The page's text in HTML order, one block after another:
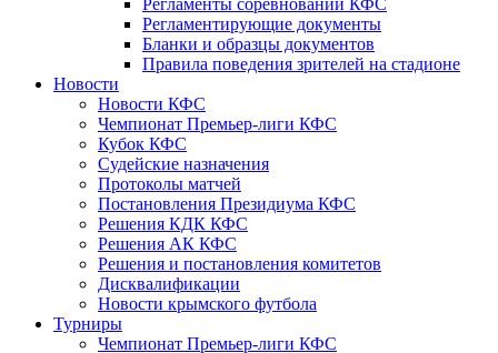
Регламенты соревнований КФС
Регламентирующие документы
Бланки и образцы документов
Правила поведения зрителей на стадионе
Новости
Новости КФС
Чемпионат Премьер-лиги КФС
Кубок КФС
Судейские назначения
Протоколы матчей
Постановления Президиума КФС
Решения КДК КФС
Решения АК КФС
Решения и постановления комитетов
Дисквалификации
Новости крымского футбола
Турниры
Чемпионат Премьер-лиги КФС